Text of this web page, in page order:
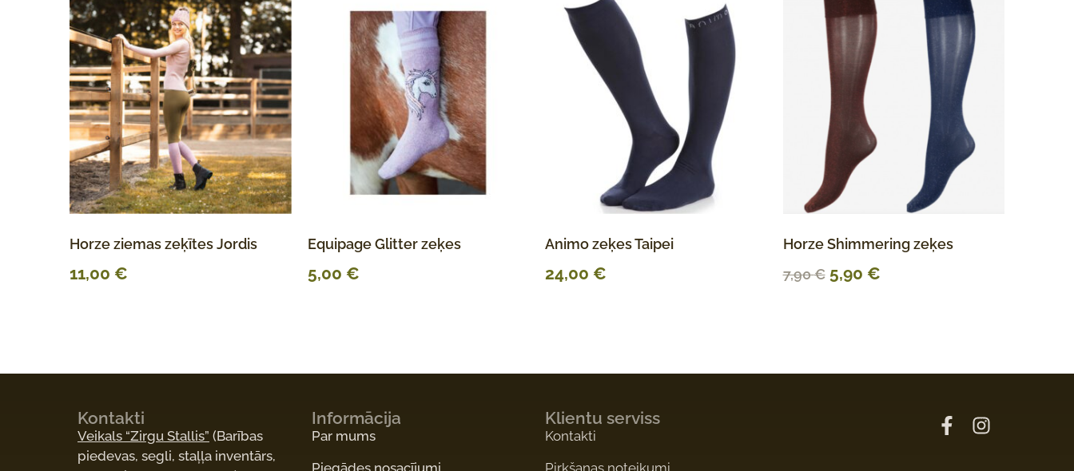
Horze ziemas zeķītes Jordis
11,00 €
Equipage Glitter zeķes
5,00 €
Animo zeķes Taipei
24,00 €
Horze Shimmering zeķes
7,90€ 5,90 €
Kontakti
Veikals “Zirgu Stallis” (Barības
piedevas, segli, staļļa inventārs,
Informācija
Par mums
Piegādes nosacījumi
Klientu serviss
Kontakti
Pirkšanas noteikumi